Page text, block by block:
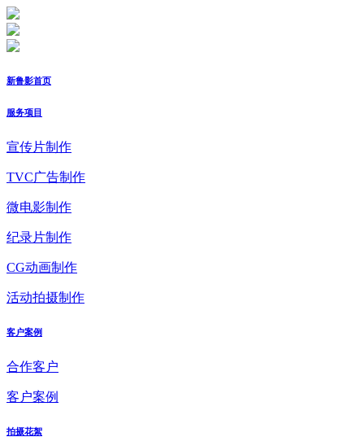
新鲁影首页
服务项目
宣传片制作
TVC广告制作
微电影制作
纪录片制作
CG动画制作
活动拍摄制作
客户案例
合作客户
客户案例
拍摄花絮